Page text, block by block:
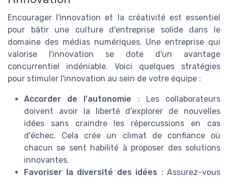
Encourager l'innovation et la créativité est essentiel
pour bâtir une culture d'entreprise solide dans le
domaine des médias numériques. Une entreprise qui
valorise l'innovation se dote d'un avantage
concurrentiel indéniable. Voici quelques stratégies
pour stimuler l'innovation au sein de votre équipe :
Accorder de l'autonomie : Les collaborateurs
doivent avoir la liberté d'explorer de nouvelles
idées sans craindre les répercussions en cas
d'échec. Cela crée un climat de confiance où
chacun se sent habilité à proposer des solutions
innovantes.
Favoriser la diversité des idées : Assurez-vous